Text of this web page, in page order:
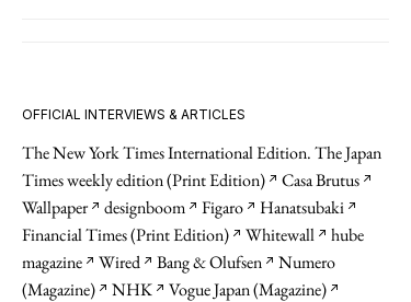
OFFICIAL INTERVIEWS & ARTICLES
The New York Times International Edition. The Japan
Times weekly edition (Print Edition) ↗︎ Casa Brutus ↗︎
Wallpaper ↗︎ designboom ↗︎ Figaro ↗︎ Hanatsubaki ↗︎
Financial Times (Print Edition) ↗︎ Whitewall ↗︎ hube
magazine ↗︎ Wired ↗︎ Bang & Olufsen ↗︎ Numero
(Magazine) ↗︎ NHK ↗︎ Vogue Japan (Magazine) ↗︎